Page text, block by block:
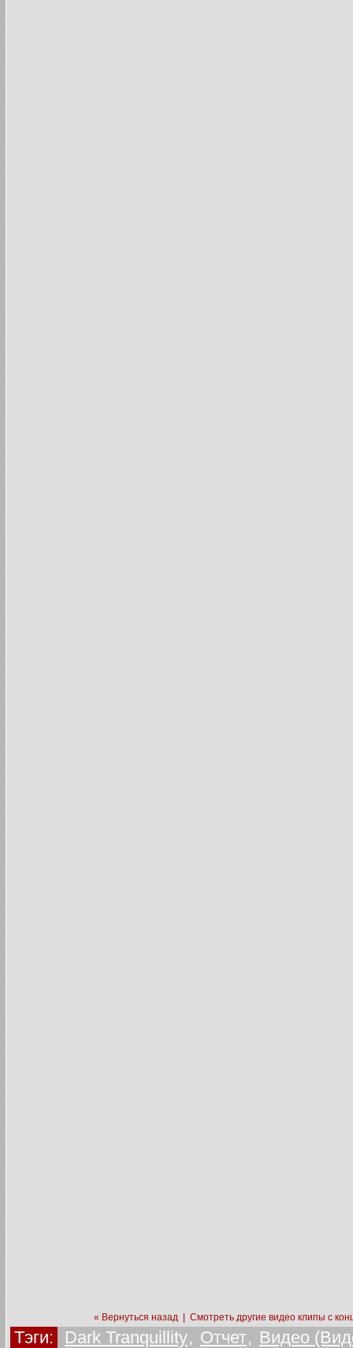
« Вернуться назад Смотреть другие видео клипы с
Тэги: Dark Tranquillity, Отчет, Видео